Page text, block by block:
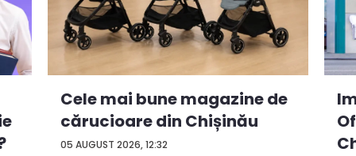
05 AUGUST 2026, 12:32
Cele mai bune magazine de
cărucioare din Chișinău